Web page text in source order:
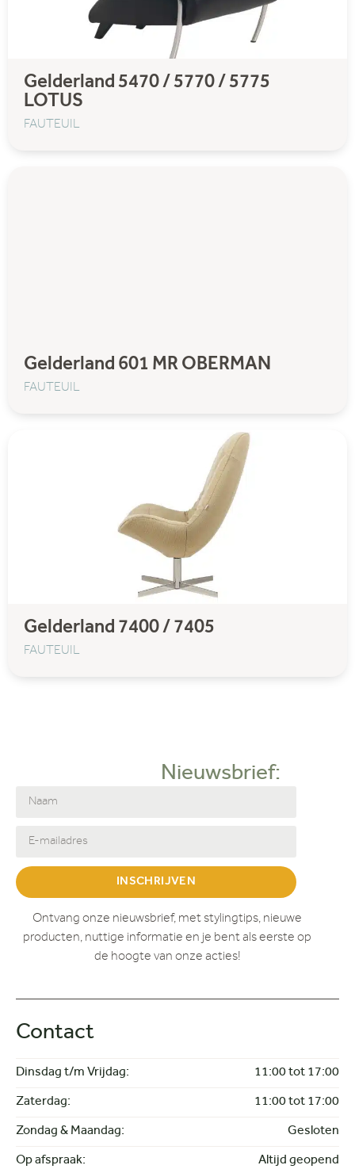
Gelderland 5470 / 5770 / 5775
LOTUS
FAUTEUIL
Gelderland 601 MR OBERMAN
FAUTEUIL
Gelderland 7400 / 7405
FAUTEUIL
Nieuwsbrief:
INSCHRIJVEN
Ontvang onze nieuwsbrief, met stylingtips, nieuwe
producten, nuttige informatie en je bent als eerste op
de hoogte van onze acties!
Contact
Dinsdag t/m Vrijdag: 11:00 tot 17:00
Zaterdag: 11:00 tot 17:00
Zondag & Maandag: Gesloten
Op afspraak: Altijd geopend